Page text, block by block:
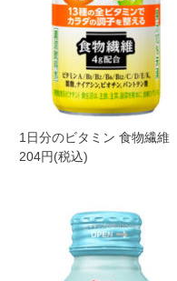
1日分のビタミン 食物繊維
204円(税込)